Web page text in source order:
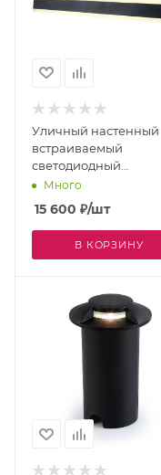
Уличный настенный
встраиваемый
светодиодный
светильник Sagitta
Много
15 600 ₽/шт
В КОРЗИНУ